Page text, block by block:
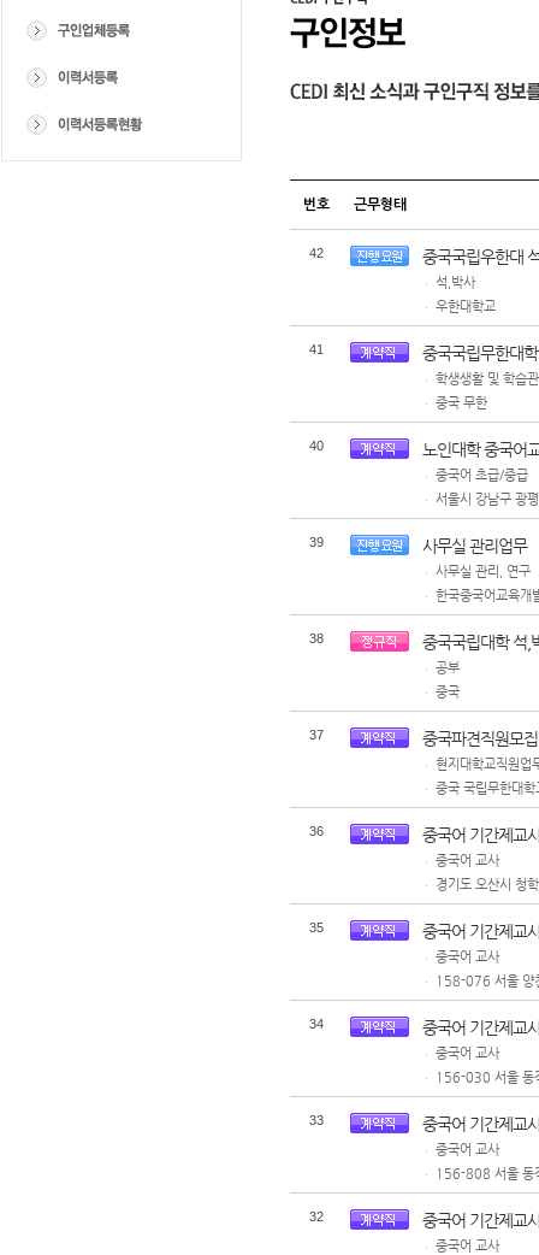
번호 근무형태
42 중국국립우한대
ㆍ 석,박사
ㆍ 우한대학교
41 중국국립무한대
ㆍ 학생생활 및 학습
ㆍ 중국 무한
40 노인대학 중국어
ㆍ 중국어 초급/중급
ㆍ 서울시 강남구 광
39 사무실 관리업무
ㆍ 사무실 관리, 연구
ㆍ 한국중국어교육개
38 중국국립대학 석,
ㆍ 공부
ㆍ 중국
37 중국파견직원모집
ㆍ 현지대학교직원업
ㆍ 중국 국립무한대학
36 중국어 기간제교
ㆍ 중국어 교사
ㆍ 경기도 오산시 청
35 중국어 기간제교
ㆍ 중국어 교사
ㆍ 158-076 서울 양
34 중국어 기간제교
ㆍ 중국어 교사
ㆍ 156-030 서울 동
33 중국어 기간제교
ㆍ 중국어 교사
ㆍ 156-808 서울 동
32 중국어 기간제교
ㆍ 중국어 교사